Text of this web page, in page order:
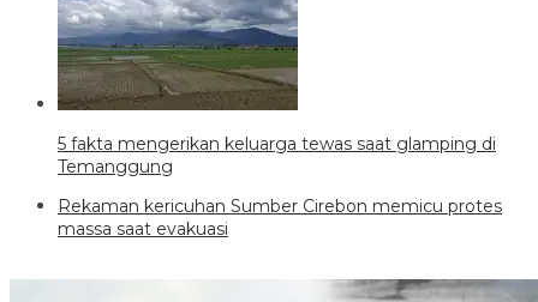
5 fakta mengerikan keluarga tewas saat glamping di
Temanggung
Rekaman kericuhan Sumber Cirebon memicu protes
massa saat evakuasi